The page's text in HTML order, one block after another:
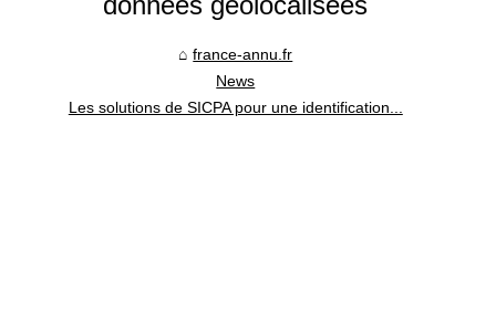
france-annu.fr
News
Les solutions de SICPA pour une identification...